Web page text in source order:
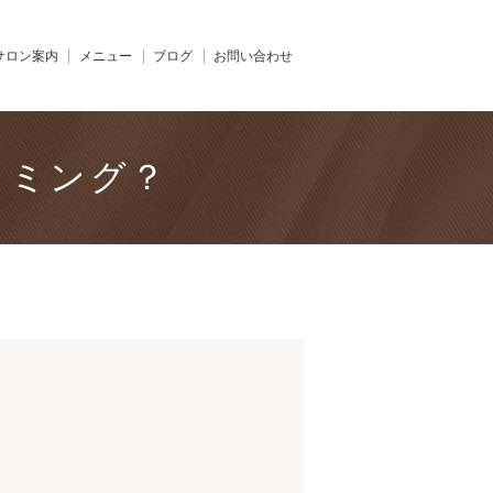
ロン案内 メニュー ブログ お問い合わせ
ング？